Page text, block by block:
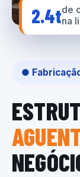
●
2.4tde
na